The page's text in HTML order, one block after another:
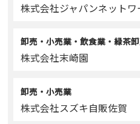
株式会社ジャパンネットワ
卸売・小売業・飲食業・緑茶
株式会社末崎園
卸売・小売業
株式会社スズキ自販佐賀